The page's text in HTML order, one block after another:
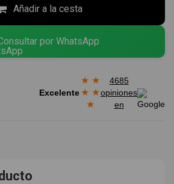
Añadir a la cesta
por WhatsApp
Excelente
★ ★
★ ★
★
4685
opiniones
en